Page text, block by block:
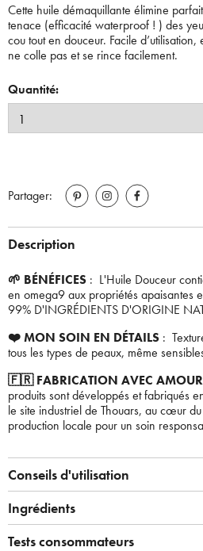
Cette huile démaquillante élimine
tenace (efficacité waterproof ! ) des
cou tout en douceur. Facile
ne colle pas et se rince facilement.
Quantité:
Partager:
Description
🌱 BÉNÉFICES : L'Huile Douceur
en omega9 aux propriétés apaisantes
99% D'INGRÉDIENTS D'ORIGINE
❤️ MON SOIN EN DÉTAILS :
tous les types de peaux, même
🇫🇷 FABRICATION AVEC AMOUR
produits sont développés et fabriqués
le site industriel de Thouars, au cœur
production locale pour un soin
Conseils d'utilisation
Ingrédients
Tests consommateurs